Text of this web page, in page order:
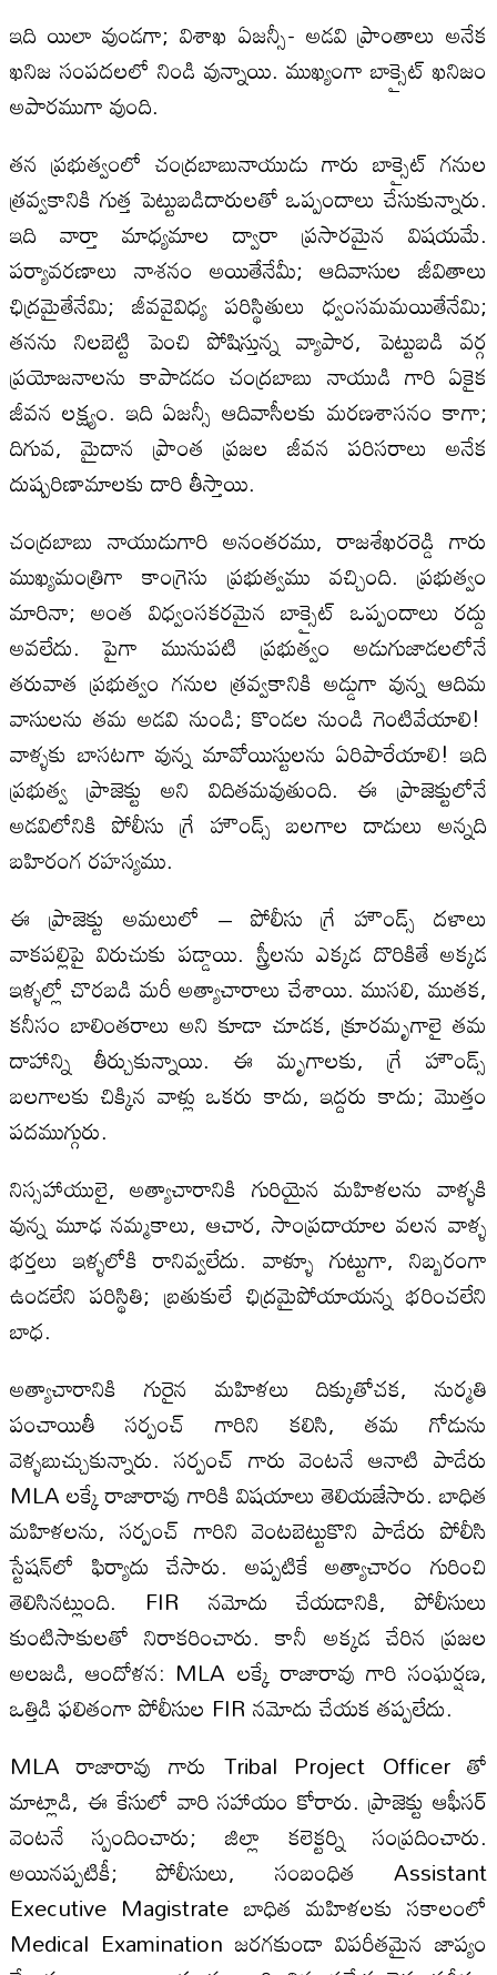
ఇది యిలా వుండగా; విశాఖ ఏజన్సీ- అడవి ప్రాంతాలు అనేక
ఖనిజ సంపదలలో నిండి వున్నాయి. ముఖ్యంగా బాక్సైట్ ఖనిజం
అపారముగా వుంది.
తన ప్రభుత్వంలో చంద్రబాబునాయుడు గారు బాక్సైట్ గనుల
త్రవ్వకానికి గుత్త పెట్టుబడిదారులతో ఒప్పందాలు చేసుకున్నారు.
ఇది వార్తా మాధ్యమాల ద్వారా ప్రసారమైన విషయమే.
పర్యావరణాలు నాశనం అయితేనేమీ; ఆదివాసుల జీవితాలు
ఛిద్రమైతేనేమి; జీవవైవిధ్య పరిస్థితులు ధ్వంసమమయితేనేమి;
తనను నిలబెట్టి పెంచి పోషిస్తున్న వ్యాపార, పెట్టుబడి వర్గ
ప్రయోజనాలను కాపాడడం చంద్రబాబు నాయుడి గారి ఏకైక
జీవన లక్ష్యం. ఇది ఏజన్సీ ఆదివాసీలకు మరణశాసనం కాగా;
దిగువ, మైదాన ప్రాంత ప్రజల జీవన పరిసరాలు అనేక
దుష్పరిణామాలకు దారి తీస్తాయి.
చంద్రబాబు నాయుడుగారి అనంతరము, రాజశేఖరరెడ్డి గారు
ముఖ్యమంత్రిగా కాంగ్రెసు ప్రభుత్వము వచ్చింది. ప్రభుత్వం
మారినా; అంత విధ్వంసకరమైన బాక్సైట్ ఒప్పందాలు రద్దు
అవలేదు. పైగా మునుపటి ప్రభుత్వం అడుగుజాడలలోనే
తరువాత ప్రభుత్వం గనుల త్రవ్వకానికి అడ్డుగా వున్న ఆదిమ
వాసులను తమ అడవి నుండి; కొండల నుండి గెంటివేయాలి!
వాళ్ళకు బాసటగా వున్న మావోయిస్టులను ఏరిపారేయాలి! ఇది
ప్రభుత్వ ప్రాజెక్టు అని విదితమవుతుంది. ఈ ప్రాజెక్టులోనే
అడవిలోనికి పోలీసు గ్రే హౌండ్స్ బలగాల దాడులు అన్నది
బహిరంగ రహస్యము.
ఈ ప్రాజెక్టు అమలులో – పోలీసు గ్రే హౌండ్స్ దళాలు
వాకపల్లిపై విరుచుకు పడ్డాయి. స్త్రీలను ఎక్కడ దొరికితే అక్కడ
ఇళ్ళల్లో చొరబడి మరీ అత్యాచారాలు చేశాయి. ముసలి, ముతక,
కనీసం బాలింతరాలు అని కూడా చూడక, క్రూరమృగాలై తమ
దాహాన్ని తీర్చుకున్నాయి. ఈ మృగాలకు, గ్రే హౌండ్స్
బలగాలకు చిక్కిన వాళ్లు ఒకరు కాదు, ఇద్దరు కాదు; మొత్తం
పదముగ్గురు.
నిస్సహాయులై, అత్యాచారానికి గురియైన మహిళలను వాళ్ళకి
వున్న మూఢ నమ్మకాలు, ఆచార, సాంప్రదాయాల వలన వాళ్ళ
భర్తలు ఇళ్ళలోకి రానివ్వలేదు. వాళ్ళూ గుట్టుగా, నిబ్బరంగా
ఉండలేని పరిస్థితి; బ్రతుకులే ఛిద్రమైపోయాయన్న భరించలేని
బాధ.
అత్యాచారానికి గురైన మహిళలు దిక్కుతోచక, నుర్మతి
పంచాయితీ సర్పంచ్ గారిని కలిసి, తమ గోడును
వెళ్ళబుచ్చుకున్నారు. సర్పంచ్ గారు వెంటనే ఆనాటి పాడేరు
MLA లక్కే రాజారావు గారికి విషయాలు తెలియజేసారు. బాధిత
మహిళలను, సర్పంచ్ గారిని వెంటబెట్టుకొని పాడేరు పోలీసి
స్టేషన్‌లో ఫిర్యాదు చేసారు. అప్పటికే అత్యాచారం గురించి
తెలిసినట్లుంది. FIR నమోదు చేయడానికి, పోలీసులు
కుంటిసాకులతో నిరాకరించారు. కానీ అక్కడ చేరిన ప్రజల
అలజడి, ఆందోళన: MLA లక్కే రాజారావు గారి సంఘర్షణ,
ఒత్తిడి ఫలితంగా పోలీసుల FIR నమోదు చేయక తప్పలేదు.
MLA రాజారావు గారు Tribal Project Officer తో
మాట్లాడి, ఈ కేసులో వారి సహాయం కోరారు. ప్రాజెక్టు ఆఫీసర్
వెంటనే స్పందించారు; జిల్లా కలెక్టర్ని సంప్రదించారు.
అయినప్పటికీ; పోలీసులు, సంబంధిత Assistant
Executive Magistrate బాధిత మహిళలకు సకాలంలో
Medical Examination జరగకుండా విపరీతమైన జాప్యం